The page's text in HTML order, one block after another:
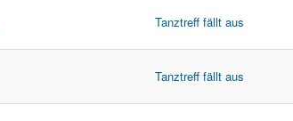
Tanztreff fällt aus
Tanztreff fällt aus